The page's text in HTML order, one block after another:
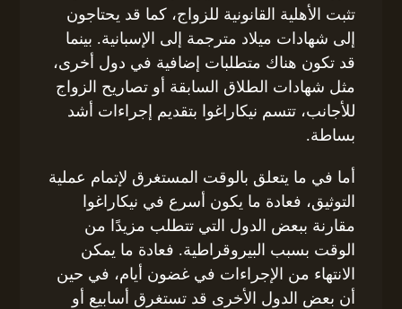
تثبت الأهلية القانونية للزواج، كما قد يحتاجون
إلى شهادات ميلاد مترجمة إلى الإسبانية. بينما
قد تكون هناك متطلبات إضافية في دول أخرى،
مثل شهادات الطلاق السابقة أو تصاريح الزواج
للأجانب، تتسم نيكاراغوا بتقديم إجراءات أشد
بساطة.
أما في ما يتعلق بالوقت المستغرق لإتمام عملية
التوثيق، فعادة ما يكون أسرع في نيكاراغوا
مقارنة ببعض الدول التي تتطلب مزيدًا من
الوقت بسبب البيروقراطية. فعادة ما يمكن
الانتهاء من الإجراءات في غضون أيام، في حين
أن بعض الدول الأخرى قد تستغرق أسابيع أو